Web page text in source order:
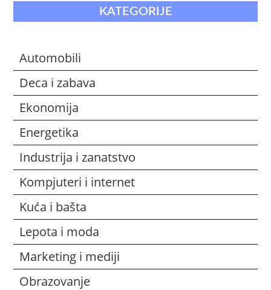
KATEGORIJE
Automobili
Deca i zabava
Ekonomija
Energetika
Industrija i zanatstvo
Kompjuteri i internet
Kuća i bašta
Lepota i moda
Marketing i mediji
Obrazovanje